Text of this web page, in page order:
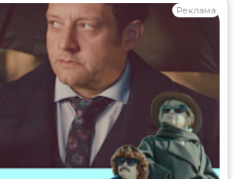
Реклама